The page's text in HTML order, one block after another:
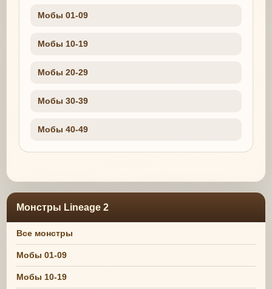
Мобы 01-09
Мобы 10-19
Мобы 20-29
Мобы 30-39
Мобы 40-49
Монстры Lineage 2
Все монстры
Мобы 01-09
Мобы 10-19